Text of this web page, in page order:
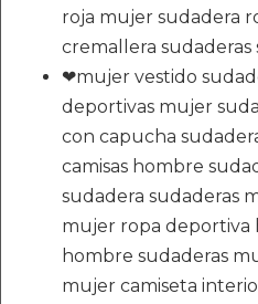
roja mujer sudadera
cremallera sudaderas
❤mujer vestido
deportivas mujer
con capucha
camisas hombre
sudadera sudaderas
mujer ropa deportiva
hombre sudaderas
mujer camiseta